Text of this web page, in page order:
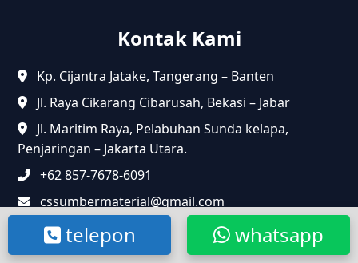
Kontak Kami
Kp. Cijantra Jatake, Tangerang – Banten
Jl. Raya Cikarang Cibarusah, Bekasi – Jabar
Jl. Maritim Raya, Pelabuhan Sunda kelapa,
Penjaringan – Jakarta Utara.
+62 857-7678-6091
cssumbermaterial@gmail.com
whatsapp
telepon